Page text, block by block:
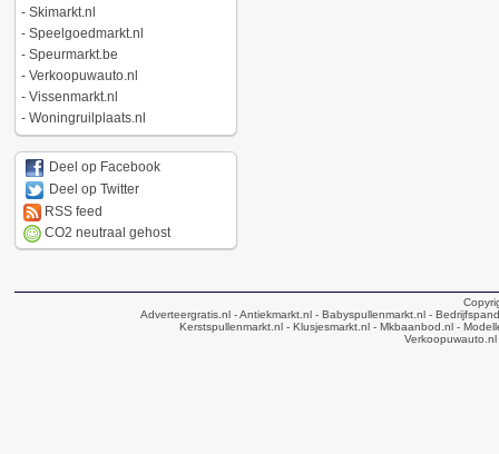
- Skimarkt.nl
- Speelgoedmarkt.nl
- Speurmarkt.be
- Verkoopuwauto.nl
- Vissenmarkt.nl
- Woningruilplaats.nl
Deel op Facebook
Deel op Twitter
RSS feed
CO2 neutraal gehost
Adverteergratis.nl - Antiekmarkt.nl - Babyspullenmarkt.nl -
Kerstspullenmarkt.nl - Klusjesmarkt.nl - Mkbaanbod.nl -
Verkoopuwauto.nl